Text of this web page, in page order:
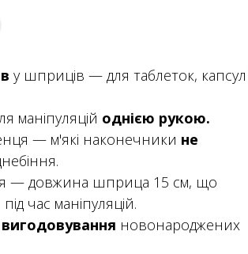
у шприців — для таблеток, капсул
маніпуляцій однією рукою.
— м'які наконечники не
— довжина шприца 15 см, що
під час маніпуляцій.
новонароджених